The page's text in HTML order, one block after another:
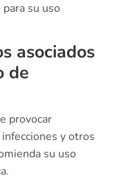
su uso
asociados
de
provocar
y otros
su uso